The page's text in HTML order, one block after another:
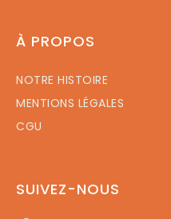
À PROPOS
NOTRE HISTOIRE
MENTIONS LÉGALES
CGU
SUIVEZ-NOUS